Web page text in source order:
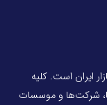
ایران است. کلیه
شرکت‌ها و موسسات